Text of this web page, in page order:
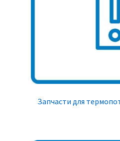
Запчасти для